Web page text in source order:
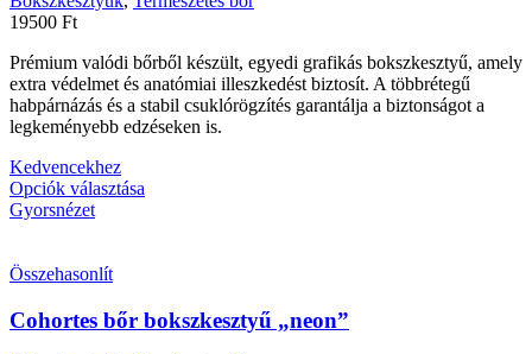
19500 Ft
Prémium valódi bőrből készült, egyedi grafikás bokszkesztyű, amely
extra védelmet és anatómiai illeszkedést biztosít. A többrétegű
habpárnázás és a stabil csuklórögzítés garantálja a biztonságot a
legkeményebb edzéseken is.
Kedvencekhez
Opciók választása
Gyorsnézet
Összehasonlít
Cohortes bőr bokszkesztyű „neon”